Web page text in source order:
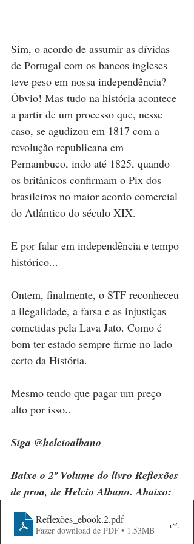
Sim, o acordo de assumir as dívidas
de Portugal com os bancos ingleses
teve peso em nossa independência?
Óbvio! Mas tudo na história acontece
a partir de um processo que, nesse
caso, se agudizou em 1817 com a
revolução republicana em
Pernambuco, indo até 1825, quando
os britânicos confirmam o Pix dos
brasileiros no maior acordo comercial
do Atlântico do século XIX.
E por falar em independência e tempo
histórico...
Ontem, finalmente, o STF reconheceu
a ilegalidade, a farsa e as injustiças
cometidas pela Lava Jato. Como é
bom ter estado sempre firme no lado
certo da História.
Mesmo tendo que pagar um preço
alto por isso..
Siga @helcioalbano
Baixe o 2º Volume do livro Reflexões
de proa, de Helcio Albano. Abaixo:
Reflexões_ebook.2.pdf
Fazer download de PDF • 1.53MB